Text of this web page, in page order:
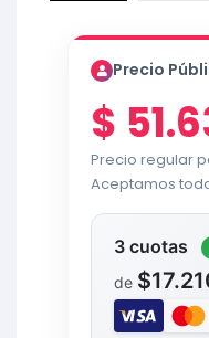
Precio
$
Precio regular
Aceptamos
3 cuotas
de